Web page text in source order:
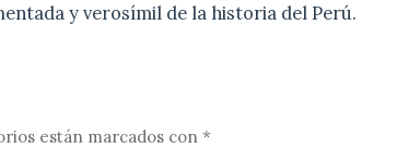
y verosímil de la historia del Perú.
están marcados con *